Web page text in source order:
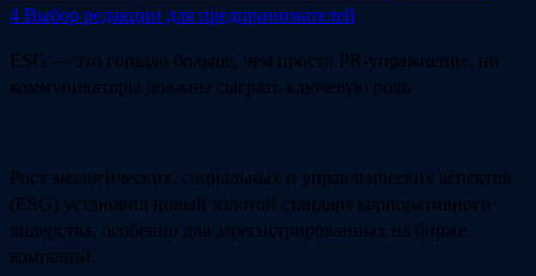
4 Выбор редакции для предпринимателей
ESG — это гораздо больше, чем просто PR-упражнение, но
коммуникаторы должны сыграть ключевую роль.
Рост экологических, социальных и управленческих аспектов
(ESG) установил новый золотой стандарт корпоративного
лидерства, особенно для зарегистрированных на бирже
компаний.